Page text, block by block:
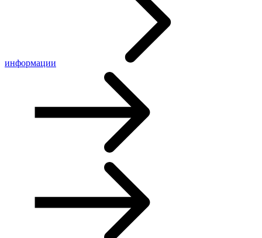
информации